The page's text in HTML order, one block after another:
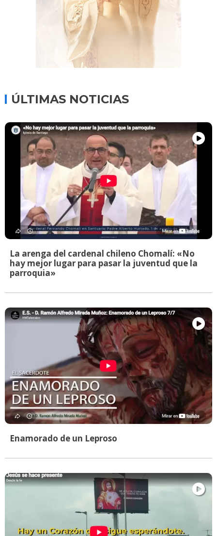
ÚLTIMAS NOTICIAS
La arenga del cardenal chileno Chomalí: «No
hay mejor lugar para pasar la juventud que la
parroquia»
Enamorado de un Leproso